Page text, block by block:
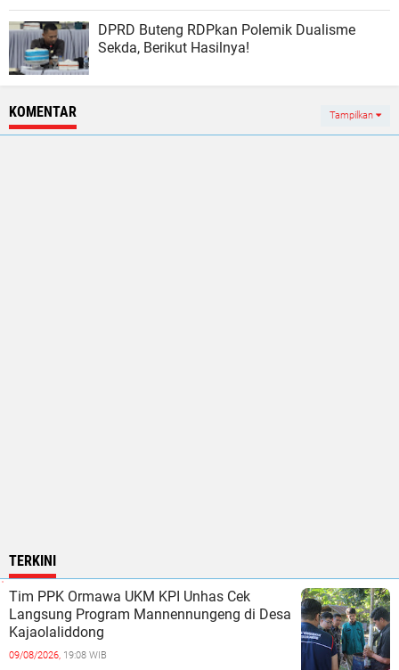
DPRD Buteng RDPkan Polemik Dualisme
Sekda, Berikut Hasilnya!
KOMENTAR Tampilkan
TERKINI
Tim PPK Ormawa UKM KPI Unhas Cek
Langsung Program Mannennungeng di Desa
Kajaolaliddong
09/08/2026, 19:08 WIB